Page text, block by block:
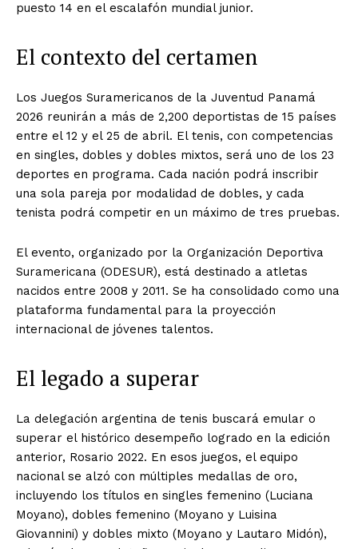
puesto 14 en el escalafón mundial junior.
El contexto del certamen
Los Juegos Suramericanos de la Juventud Panamá
2026 reunirán a más de 2,200 deportistas de 15 países
entre el 12 y el 25 de abril. El tenis, con competencias
en singles, dobles y dobles mixtos, será uno de los 23
deportes en programa. Cada nación podrá inscribir
una sola pareja por modalidad de dobles, y cada
tenista podrá competir en un máximo de tres pruebas.
El evento, organizado por la Organización Deportiva
Suramericana (ODESUR), está destinado a atletas
nacidos entre 2008 y 2011. Se ha consolidado como una
plataforma fundamental para la proyección
internacional de jóvenes talentos.
El legado a superar
La delegación argentina de tenis buscará emular o
superar el histórico desempeño logrado en la edición
anterior, Rosario 2022. En esos juegos, el equipo
nacional se alzó con múltiples medallas de oro,
incluyendo los títulos en singles femenino (Luciana
Moyano), dobles femenino (Moyano y Luisina
Giovannini) y dobles mixto (Moyano y Lautaro Midón),